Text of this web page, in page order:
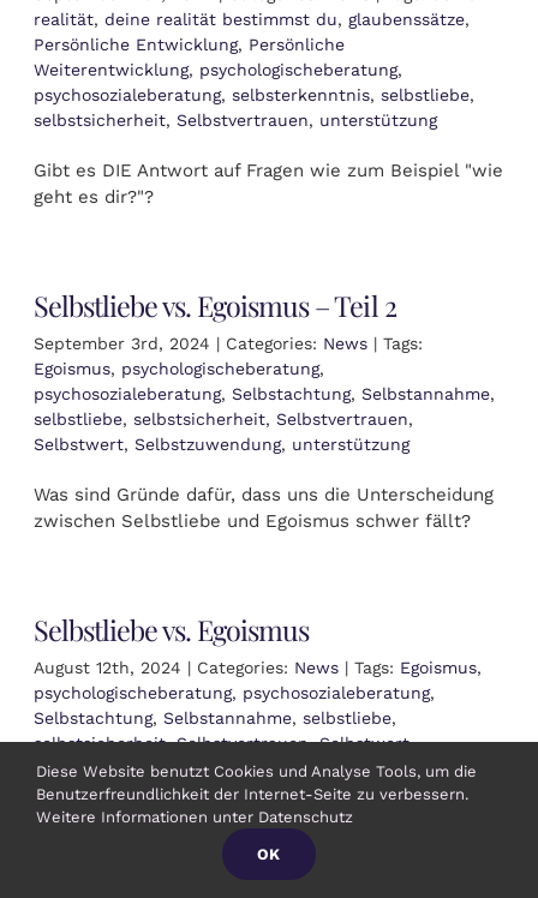
realität, deine realität bestimmst du, glaubenssätze,
Persönliche Entwicklung, Persönliche
Weiterentwicklung, psychologischeberatung,
psychosozialeberatung, selbsterkenntnis, selbstliebe,
selbstsicherheit, Selbstvertrauen, unterstützung
Gibt es DIE Antwort auf Fragen wie zum Beispiel "wie
geht es dir?"?
Selbstliebe vs. Egoismus – Teil 2
September 3rd, 2024 | Categories: News | Tags:
Egoismus, psychologischeberatung,
psychosozialeberatung, Selbstachtung, Selbstannahme,
selbstliebe, selbstsicherheit, Selbstvertrauen,
Selbstwert, Selbstzuwendung, unterstützung
Was sind Gründe dafür, dass uns die Unterscheidung
zwischen Selbstliebe und Egoismus schwer fällt?
Selbstliebe vs. Egoismus
August 12th, 2024 | Categories: News | Tags: Egoismus,
psychologischeberatung, psychosozialeberatung,
Selbstachtung, Selbstannahme, selbstliebe,
selbstsicherheit,Selbstvertrauen,Selbstwert,
Selbstzuwendung,unterstützung
Was bedeutet für dich Selbstliebe und was
Egoismus? Was hindert dich daran dir gegenüber
Selbstliebe zu empfinden?
Diese Website benutzt Cookies und Analyse Tools, um die
Benutzerfreundlichkeit der Internet-Seite zu verbessern.
Weitere Informationen unter Datenschutz
OK